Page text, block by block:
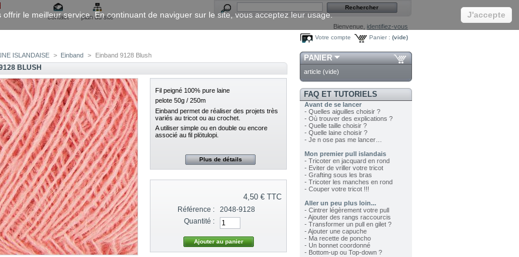
contact
plan du site
Bienvenue, identifiez-vous
Panier : (vide)
Votre compte
ISLANDAISE > Einband > Einband 9128 Blush
BLUSH
Fil peigné 100% pure laine
pelote 50g / 250m
Einband permet de réaliser des projets très
variés au tricot ou au crochet.
A utiliser simple ou en double ou encore
associé au fil plötulopi.
Plus de détails
4,50 €TTC
Référence :
2048-9128
Quantité :
PANIER
article (vide)
FAQ ET TUTORIELS
Avant de se lancer
- Quelles aiguilles choisir ?
- Où trouver des explications ?
- Quelle taille choisir ?
- Quelle laine choisir ?
- Je n ose pas me lancer…
Mon premier pull islandais
- Tricoter en jacquard en rond
- Eviter de vriller votre tricot
- Grafting sous les bras
- Tricoter les manches en rond
- Couper votre tricot !!!
Aller un peu plus loin...
- Cintrer légèrement votre pull
- Ajouter des rangs raccourcis
- Transformer un pull en gilet ?
- Ajouter une capuche
- Ma recette de poncho
- Un bonnet coordonné
- Bottom-up ou Top-down ?
le meilleur service. En continuant de naviguer sur le site, vous acceptez leur usage. J'accepte